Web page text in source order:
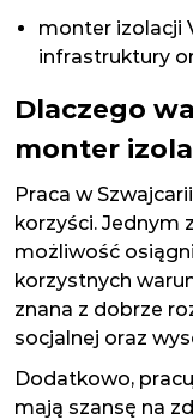
monter izolacji
infrastruktury
Dlaczego
monter
Praca w
korzyści. Jednym
możliwość
korzystnych
znana z dobrze
socjalnej oraz
Dodatkowo,
mają szansę na